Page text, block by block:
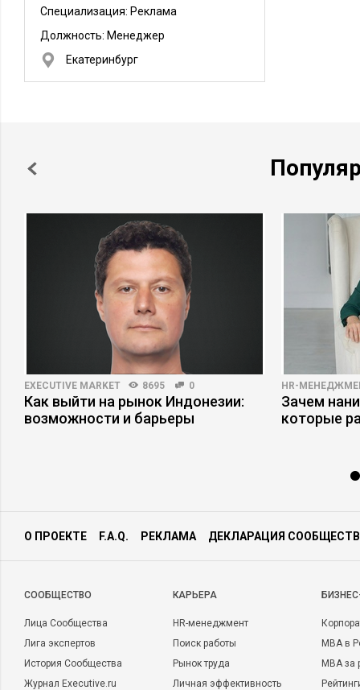
Специализация: Реклама
Должность: Менеджер
Екатеринбург
EXECUTIVE MARKET 8695 0
Как выйти на рынок Индонезии:
возможности и барьеры
HR-
Зачем
которые
О ПРОЕКТЕ F.A.Q. РЕКЛАМА ДЕКЛАРАЦИЯ
CООБЩЕСТВО
Лица Сообщества
Лига экспертов
История Сообщества
Журнал Executive.ru
КАРЬЕРА
HR-менеджмент
Поиск работы
Рынок труда
Личная эффективность
MBA в
MBA